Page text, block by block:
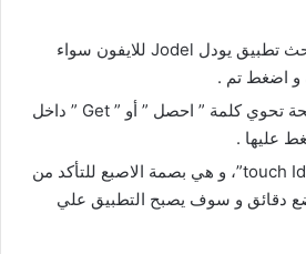
اكتب في شريط البحث تطبيق يودل Jodel للايفون سواء
و اضغط تم .
سوف تظهر لك صفحة تحوي كلمة ” احصل ” أو ” Get ” داخل
عليها .
سوف يطلب منك ” touch Id”، و هي بصمة الاصبع للتأكد من
دقائق و سوف يصبح التطبيق علي